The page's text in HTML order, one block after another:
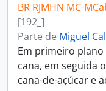
BR RJMHN MC-
[192_]
Parte de Miguel
Em primeiro
cana, em seguida
cana-de-açúcar e